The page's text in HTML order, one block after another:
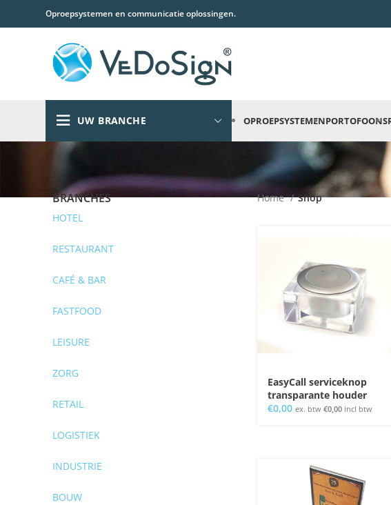
Oproepsystemen en communicatie oplossingen.
UW BRANCHE OPROEPSYSTEMENPORTOFOONS
BRANCHES
HOTEL
RESTAURANT
CAFÉ & BAR
FASTFOOD
LEISURE
ZORG
RETAIL
LOGISTIEK
INDUSTRIE
BOUW
Home Shop
EasyCall serviceknop
transparante houder
€0,00 ex. btw €0,00incl btw